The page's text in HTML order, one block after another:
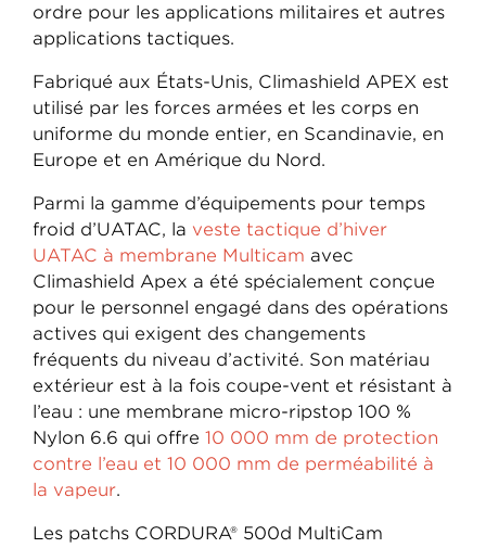
ordre pour les applications militaires et autres
applications tactiques.
Fabriqué aux États-Unis, Climashield APEX est
utilisé par les forces armées et les corps en
uniforme du monde entier, en Scandinavie, en
Europe et en Amérique du Nord.
Parmi la gamme d’équipements pour temps
froid d’UATAC, la veste tactique d’hiver
UATAC à membrane Multicam avec
Climashield Apex a été spécialement conçue
pour le personnel engagé dans des opérations
actives qui exigent des changements
fréquents du niveau d’activité. Son matériau
extérieur est à la fois coupe-vent et résistant à
l’eau : une membrane micro-ripstop 100 %
Nylon 6.6 qui offre 10 000 mm de protection
contre l’eau et 10 000 mm de perméabilité à
la vapeur.
Les patchs CORDURA® 500d MultiCam